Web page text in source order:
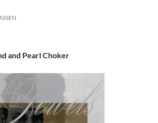
and Pearl Choker